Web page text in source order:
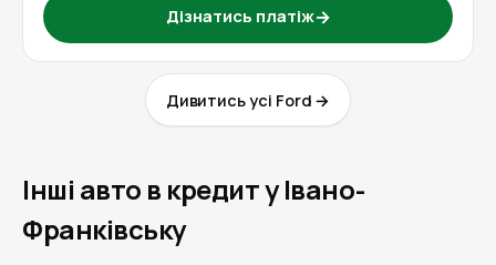
Дізнатись платіж→
Дивитись усі Ford →
Інші авто в кредит у Івано-
Франківську